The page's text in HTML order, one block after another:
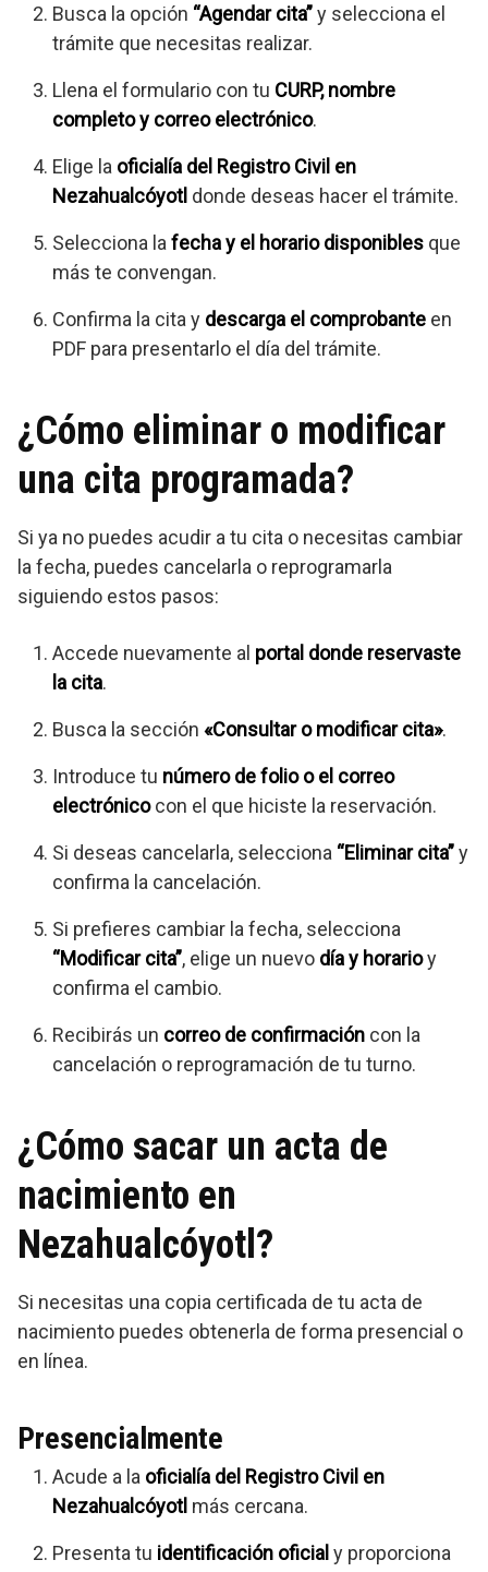
Busca la opción “Agendar cita”y selecciona el
trámite que necesitas realizar.
Llena el formulario con tu CURP, nombre
completo y correo electrónico.
Elige la oficialía del Registro Civil en
Nezahualcóyotl donde deseas hacer el trámite.
Selecciona la fecha y el horario disponibles que
más te convengan.
Confirma la cita y descarga el comprobante en
PDF para presentarlo el día del trámite.
¿Cómo eliminar o modificar
una cita programada?
Si ya no puedes acudir a tu cita o necesitas cambiar
la fecha, puedes cancelarla o reprogramarla
siguiendo estos pasos:
Accede nuevamente al portal donde reservaste
la cita.
Busca la sección «Consultar o modificar cita».
Introduce tu número de folio o el correo
electrónicocon el que hiciste la reservación.
Si deseas cancelarla, selecciona “Eliminar cita”y
confirma la cancelación.
Si prefieres cambiar la fecha, selecciona
“Modificar cita”, elige un nuevo día y horarioy
confirma el cambio.
Recibirás un correo de confirmación con la
cancelación o reprogramación de tu turno.
¿Cómo sacar un acta de
nacimiento en
Nezahualcóyotl?
Si necesitas una copia certificada de tu acta de
nacimiento puedes obtenerla de forma presencial o
en línea.
Presencialmente
Acude a la oficialía del Registro Civil en
Nezahualcóyotl más cercana.
Presenta tu identificación oficialy proporciona